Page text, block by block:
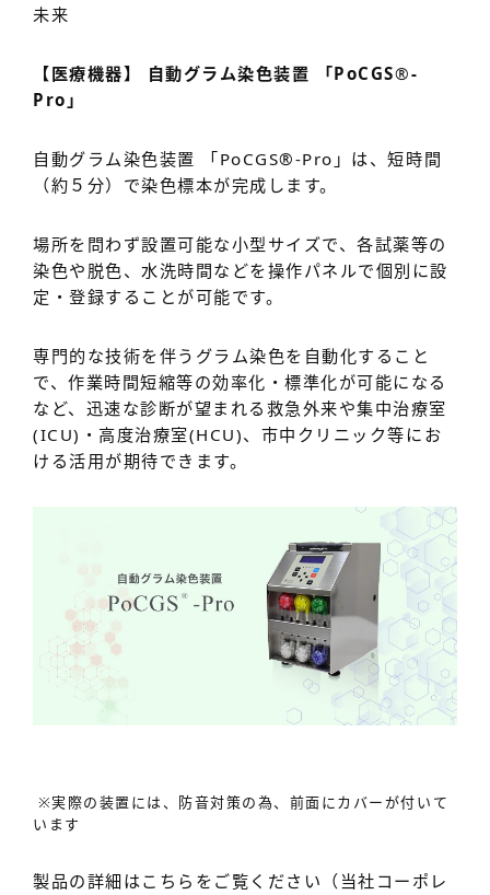
未来
【医療機器】 自動グラム染色装置 「PoCGS®-
Pro」
自動グラム染色装置 「PoCGS®-Pro」は、短時間
（約５分）で染色標本が完成します。
場所を問わず設置可能な小型サイズで、各試薬等の
染色や脱色、水洗時間などを操作パネルで個別に設
定・登録することが可能です。
専門的な技術を伴うグラム染色を自動化すること
で、作業時間短縮等の効率化・標準化が可能になる
など、迅速な診断が望まれる救急外来や集中治療室
(ICU)・高度治療室(HCU)、市中クリニック等にお
ける活用が期待できます。
※実際の装置には、防音対策の為、前面にカバーが付いて
います
製品の詳細はこちらをご覧ください（当社コーポレ